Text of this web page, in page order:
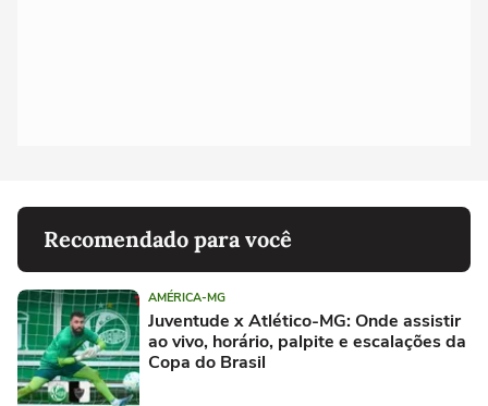
Recomendado para você
AMÉRICA-MG
Juventude x Atlético-MG: Onde assistir
ao vivo, horário, palpite e escalações da
Copa do Brasil